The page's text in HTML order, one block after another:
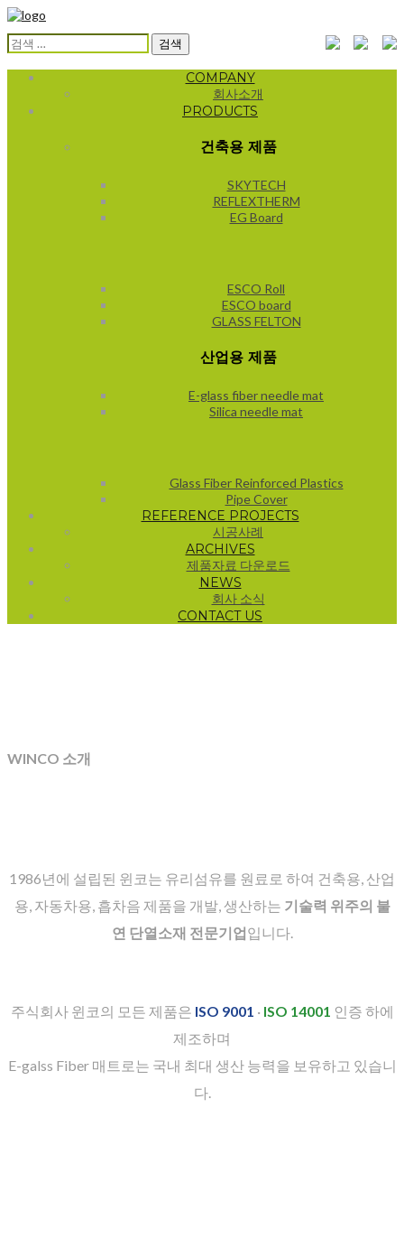
검
색:
COMPANY
회사소개
PRODUCTS
건축용 제품
SKYTECH
REFLEXTHERM
EG Board
ESCO Roll
ESCO board
GLASS FELTON
산업용 제품
E-glass fiber needle mat
Silica needle mat
Glass Fiber Reinforced Plastics
Pipe Cover
REFERENCE PROJECTS
시공사례
ARCHIVES
제품자료 다운로드
NEWS
회사 소식
CONTACT US
WINCO 소개
1986년에 설립된 윈코는 유리섬유를 원료로 하여 건축용, 산업
용, 자동차용, 흡차음 제품을 개발, 생산하는 기술력 위주의 불
연 단열소재 전문기업입니다.
주식회사 윈코의 모든 제품은 ISO 9001 · ISO 14001 인증 하에
제조하며
E-galss Fiber 매트로는 국내 최대 생산 능력을 보유하고 있습니
다.